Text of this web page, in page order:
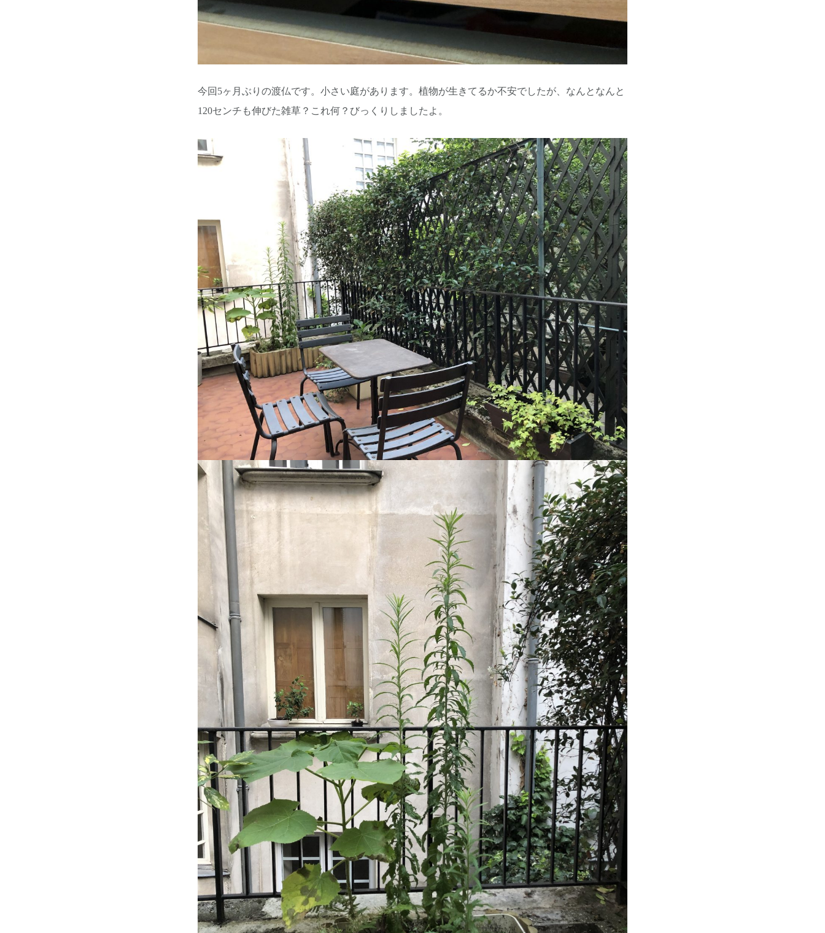
今回5ヶ月ぶりの渡仏です。小さい庭があります。植物が生きてるか不安でしたが、なんとなんと
120センチも伸びた雑草？これ何？びっくりしましたよ。